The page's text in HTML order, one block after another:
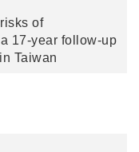
of
17-year follow-up
Taiwan